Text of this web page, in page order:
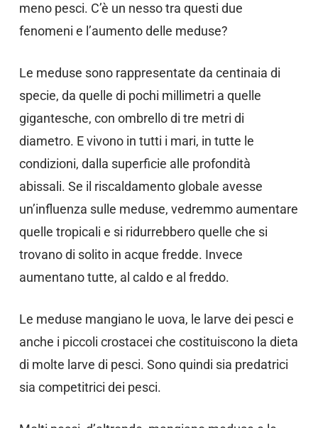
meno pesci. C’è un nesso tra questi due
fenomeni e l’aumento delle meduse?
Le meduse sono rappresentate da centinaia di
specie, da quelle di pochi millimetri a quelle
gigantesche, con ombrello di tre metri di
diametro. E vivono in tutti i mari, in tutte le
condizioni, dalla superficie alle profondità
abissali. Se il riscaldamento globale avesse
un’influenza sulle meduse, vedremmo aumentare
quelle tropicali e si ridurrebbero quelle che si
trovano di solito in acque fredde. Invece
aumentano tutte, al caldo e al freddo.
Le meduse mangiano le uova, le larve dei pesci e
anche i piccoli crostacei che costituiscono la dieta
di molte larve di pesci. Sono quindi sia predatrici
sia competitrici dei pesci.